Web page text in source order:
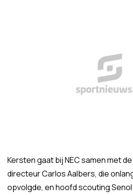
Kersten gaat bij NEC samen met
directeur Carlos Aalbers, die
opvolgde, en hoofd scouting